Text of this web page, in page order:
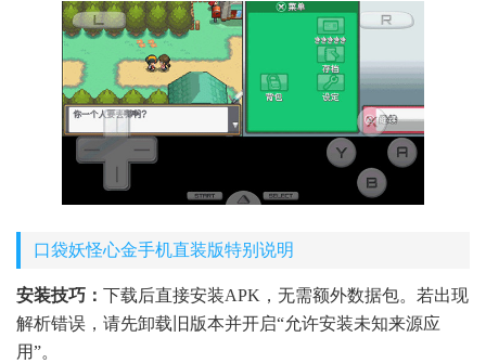
口袋妖怪心金手机直装版特别说明
安装技巧：
下载后直接安装APK，无需额外数据包。若出现
解析错误，请先卸载旧版本并开启“允许安装未知来源应
用”。